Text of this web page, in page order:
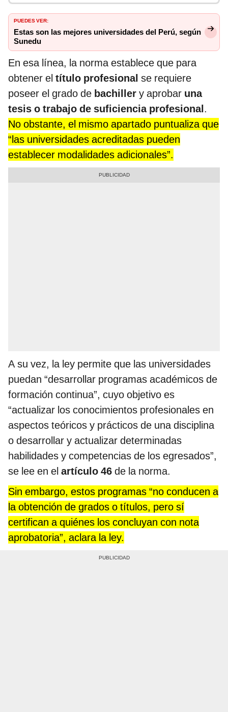
PUEDES VER:
Estas son las mejores universidades del Perú, según
Sunedu
En esa línea, la norma establece que para
obtener el título profesional se requiere
poseer el grado de bachiller y aprobar una
tesis o trabajo de suficiencia profesional.
No obstante, el mismo apartado puntualiza que
“las universidades acreditadas pueden
establecer modalidades adicionales”.
A su vez, la ley permite que las universidades
puedan “desarrollar programas académicos de
formación continua”, cuyo objetivo es
“actualizar los conocimientos profesionales en
aspectos teóricos y prácticos de una disciplina
o desarrollar y actualizar determinadas
habilidades y competencias de los egresados”,
se lee en el artículo 46 de la norma.
Sin embargo, estos programas “no conducen a
la obtención de grados o títulos, pero sí
certifican a quiénes los concluyan con nota
aprobatoria”, aclara la ley.